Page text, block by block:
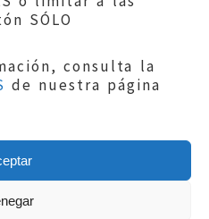
SÓLO
consulta la
de nuestra página
de privacidad|
Justicia de Aragón|
Consulting